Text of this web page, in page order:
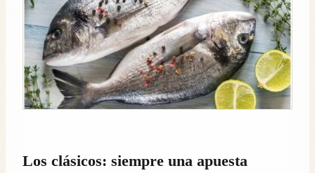
Los clásicos: siempre una apuesta